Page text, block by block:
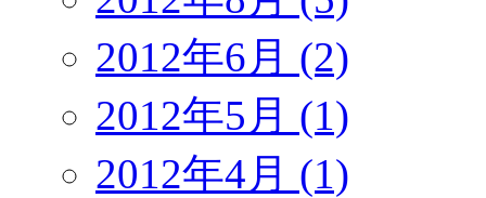
2012年6月 (2)
2012年5月 (1)
2012年4月 (1)